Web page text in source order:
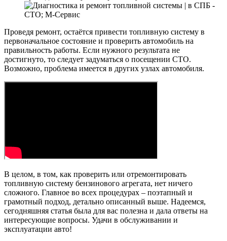
Проведя ремонт, остаётся привести топливную систему в
первоначальное состояние и проверить автомобиль на
правильность работы. Если нужного результата не
достигнуто, то следует задуматься о посещении СТО.
Возможно, проблема имеется в других узлах автомобиля.
В целом, в том, как проверить или отремонтировать
топливную систему бензинового агрегата, нет ничего
сложного. Главное во всех процедурах – поэтапный и
грамотный подход, детально описанный выше. Надеемся,
сегодняшняя статья была для вас полезна и дала ответы на
интересующие вопросы. Удачи в обслуживании и
эксплуатации авто!